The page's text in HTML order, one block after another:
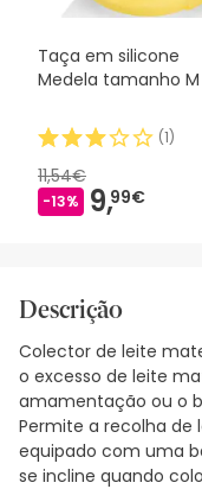
Taça em silicone
Medela tamanho
(1)
11,54€
-13% 9,99€
Descrição
Colector de leite
o excesso de leite
amamentação ou o
Permite a recolha
equipado com uma
se incline quando